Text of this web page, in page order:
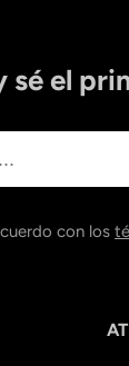
sé el
con los